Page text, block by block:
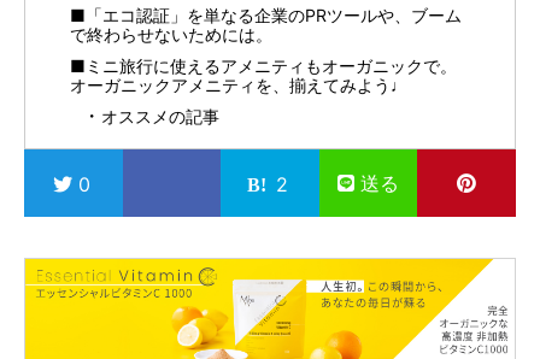
■「エコ認証」を単なる企業のPRツールや、ブーム
で終わらせないためには。
■ミニ旅行に使えるアメニティもオーガニックで。
オーガニックアメニティを、揃えてみよう♩
オススメの記事
0 2 送る